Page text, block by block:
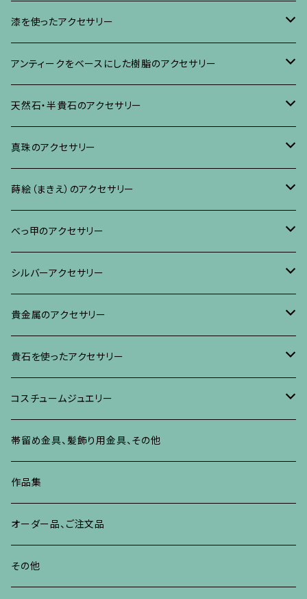
イヤリング・ピアス
ネックレス、その他
ブローチ
イヤリング、ピアス
ネックレス、ペンダント
ブレスレット、バングル、その他
漆を使ったアクセサリー
ブローチ
イヤリング・ピアス
ネックレス・ペンダント
リング
ブレスレット・バングル、その他
アンティークをベースにした樹脂のアクセサリー
ブローチ
イヤリング・ピアス
ネックレス、ペンダント
ブレスレット、その他
天然石・半貴石のアクセサリー
ブローチ
イヤリング・ピアス
ネックレス、ペンダント
リング
ブレスレット、その他
真珠のアクセサリー
ブローチ
イヤリング・ピアス
ネックレス、ペンダント
リング
ブレスレット、その他
蒔絵（まきえ）のアクセサリー
べっ甲に蒔絵のアクセサリー
ブローチ
イヤリング・ピアス
真珠に蒔絵のアクセサリー
ブローチ
イヤリング、ピアス
水晶に蒔絵のアクセサリー
ブローチ
イヤリング、ピアス
朴の木やポプラに蒔絵のアクセサリー
ブローチ
イヤリング・ピアス
その他の蒔絵のアクセサリー
べっ甲のアクセサリー
ブローチ
イヤリング、ピアス
ネックレス、ペンダント
リング
ブレスレット、バングル、その他
シルバーアクセサリー
ブローチ
イヤリング、ピアス
ネックレス、ペンダント
リング
ブレスレット、バングル、その他
貴金属のアクセサリー
ブローチ
イヤリング、ピアス
ネックレス、ペンダント
ブレスレット、その他
リング
貴石を使ったアクセサリー
ブローチ
イヤリング、ピアス
ネックレス、ペンダント
リング
ブレスレット、バングル
コスチュームジュエリー
ブローチ
イヤリング、ピアス
ネックレス、ペンダント
リング
帯留め金具、髪飾り用金具、その他
作品集
オーダー品、ご注文品
その他